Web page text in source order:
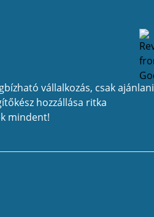
vállalkozás, csak ajánlani
hozzállása ritka
mindent!